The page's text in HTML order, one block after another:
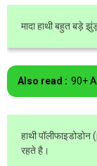
मादा हाथी बहुत बड़े
Also read : 90+
हाथी
रहते है।